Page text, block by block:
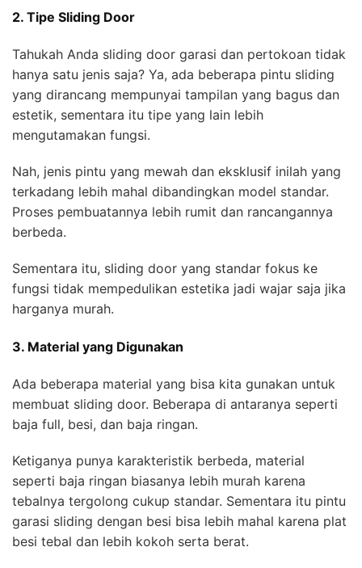
2. Tipe Sliding Door
Tahukah Anda sliding door garasi dan pertokoan tidak
hanya satu jenis saja? Ya, ada beberapa pintu sliding
yang dirancang mempunyai tampilan yang bagus dan
estetik, sementara itu tipe yang lain lebih
mengutamakan fungsi.
Nah, jenis pintu yang mewah dan eksklusif inilah yang
terkadang lebih mahal dibandingkan model standar.
Proses pembuatannya lebih rumit dan rancangannya
berbeda.
Sementara itu, sliding door yang standar fokus ke
fungsi tidak mempedulikan estetika jadi wajar saja jika
harganya murah.
3. Material yang Digunakan
Ada beberapa material yang bisa kita gunakan untuk
membuat sliding door. Beberapa di antaranya seperti
baja full, besi, dan baja ringan.
Ketiganya punya karakteristik berbeda, material
seperti baja ringan biasanya lebih murah karena
tebalnya tergolong cukup standar. Sementara itu pintu
garasi sliding dengan besi bisa lebih mahal karena plat
besi tebal dan lebih kokoh serta berat.